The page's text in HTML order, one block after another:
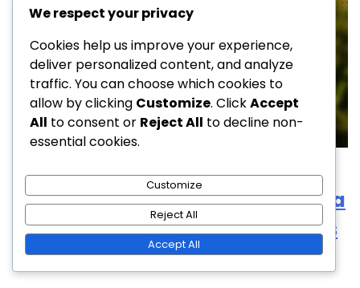
Campos de golf en resort frente a
la playa: vistas al océano, brisas
costeras, entorno tropical
We respect your privacy
Cookies help us improve your experience,
deliver personalized content, and analyze
traffic. You can choose which cookies to
allow by clicking Customize. ClickAccept
All to consent or Reject All to decline non-
essential cookies.
Customize
Reject All
Accept All